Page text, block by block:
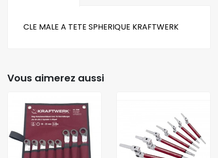
CLE MALE A TETE SPHERIQUE KRAFTWERK
Vous aimerez aussi